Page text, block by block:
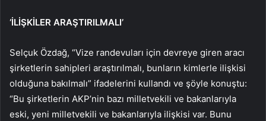
‘İLİŞKİLER ARAŞTIRILMALI’
Selçuk Özdağ, “Vize randevuları için devreye giren aracı
şirketlerin sahipleri araştırılmalı, bunların kimlerle ilişkisi
olduğuna bakılmalı” ifadelerini kullandı ve şöyle konuştu:
“Bu şirketlerin AKP’nin bazı milletvekili ve bakanlarıyla
eski, yeni milletvekili ve bakanlarıyla ilişkisi var. Bunu